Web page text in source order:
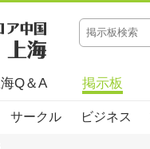
Q＆A 掲示板
サークル ビジネス